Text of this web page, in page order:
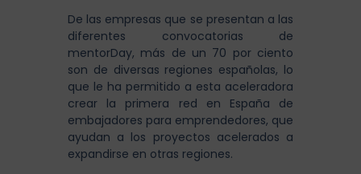
De las empresas que se presentan a las
diferentes convocatorias de
mentorDay, más de un 70 por ciento
son de diversas regiones españolas, lo
que le ha permitido a esta aceleradora
crear la primera red en España de
embajadores para emprendedores, que
ayudan a los proyectos acelerados a
expandirse en otras regiones.